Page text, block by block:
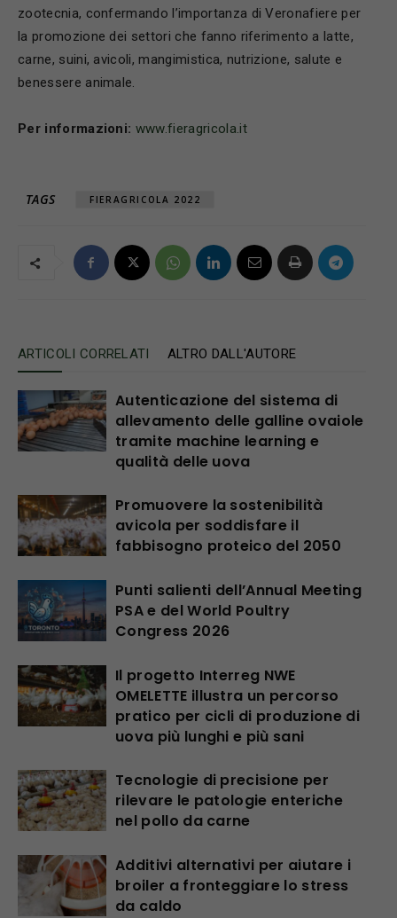
zootecnia, confermando l’importanza di Veronafiere per
la promozione dei settori che fanno riferimento a latte,
carne, suini, avicoli, mangimistica, nutrizione, salute e
benessere animale.
Per informazioni: www.fieragricola.it
TAGS FIERAGRICOLA 2022
ARTICOLI CORRELATI ALTRO DALL'AUTORE
Autenticazione del sistema di
allevamento delle galline ovaiole
tramite machine learning e
qualità delle uova
Promuovere la sostenibilità
avicola per soddisfare il
fabbisogno proteico del 2050
Punti salienti dell’Annual Meeting
PSA e del World Poultry
Congress 2026
Il progetto Interreg NWE
OMELETTE illustra un percorso
pratico per cicli di produzione di
uova più lunghi e più sani
Tecnologie di precisione per
rilevare le patologie enteriche
nel pollo da carne
Additivi alternativi per aiutare i
broiler a fronteggiare lo stress
da caldo